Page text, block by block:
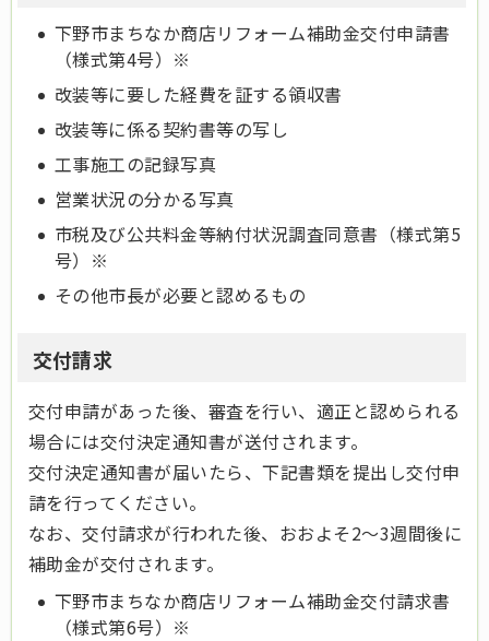
下野市まちなか商店リフォーム補助金交付申請書
（様式第4号）※
改装等に要した経費を証する領収書
改装等に係る契約書等の写し
工事施工の記録写真
営業状況の分かる写真
市税及び公共料金等納付状況調査同意書（様式第5
号）※
その他市長が必要と認めるもの
交付請求
交付申請があった後、審査を行い、適正と認められる
場合には交付決定通知書が送付されます。
交付決定通知書が届いたら、下記書類を提出し交付申
請を行ってください。
なお、交付請求が行われた後、おおよそ2～3週間後に
補助金が交付されます。
下野市まちなか商店リフォーム補助金交付請求書
（様式第6号）※